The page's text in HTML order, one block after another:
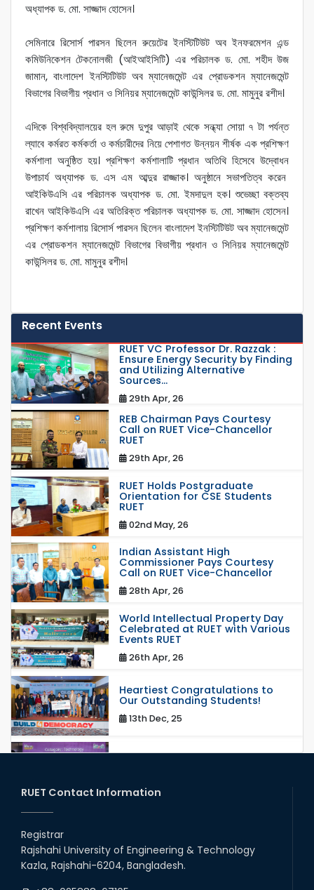
অধ্যাপক ড. মো. সাজ্জাদ হোসেন।
সেমিনারে রিসোর্স পারসন ছিলেন রুয়েটের ইনস্টিটিউট অব ইনফরমেশন এন্ড
কমিউনিকেশন টেকনোলজী (আইআইসিটি) এর পরিচালক ড. মো. শহীদ উজ
জামান, বাংলাদেশ ইনস্টিটিউট অব ম্যানেজমেন্ট এর প্রোডকশন ম্যানেজমেন্ট
বিভাগের বিভাগীয় প্রধান ও সিনিয়র ম্যানেজমেন্ট কাউন্সিলর ড. মো. মামুনুর রশীদ।
এদিকে বিশ্ববিদ্যালয়ের হল রুমে দুপুর আড়াই থেকে সন্ধ্যা সোয়া ৭ টা পর্যন্ত
ল্যাবে কর্মরত কর্মকর্তা ও কর্মচারীদের নিয়ে পেশাগত উন্নয়ন শীর্ষক এক প্রশিক্ষণ
কর্মশালা অনুষ্ঠিত হয়। প্রশিক্ষণ কর্মশালাটি প্রধান অতিথি হিসেবে উদ্বোধন
উপাচার্য অধ্যাপক ড. এস এম আব্দুর রাজ্জাক। অনুষ্ঠানে সভাপতিত্ব করেন
আইকিউএসি এর পরিচালক অধ্যাপক ড. মো. ইমদাদুল হক। শুভেচ্ছা বক্তব্য
রাখেন আইকিউএসি এর অতিরিক্ত পরিচালক অধ্যাপক ড. মো. সাজ্জাদ হোসেন।
প্রশিক্ষণ কর্মশালায় রিসোর্স পারসন ছিলেন বাংলাদেশ ইনস্টিটিউট অব ম্যানেজমেন্ট
এর প্রোডকশন ম্যানেজমেন্ট বিভাগের বিভাগীয় প্রধান ও সিনিয়র ম্যানেজমেন্ট
কাউন্সিলর ড. মো. মামুনুর রশীদ।
Recent Events
RUET VC Professor Dr. Razzak :
Ensure Energy Security by Finding
and Utilizing Alternative
Sources...
29th Apr, 26
REB Chairman Pays Courtesy
Call on RUET Vice-Chancellor
RUET
29th Apr, 26
RUET Holds Postgraduate
Orientation for CSE Students
RUET
02nd May, 26
Indian Assistant High
Commissioner Pays Courtesy
Call on RUET Vice-Chancellor
28th Apr, 26
World Intellectual Property Day
Celebrated at RUET with Various
Events RUET
26th Apr, 26
Heartiest Congratulations to
Our Outstanding Students!
13th Dec, 25
Congratulations to Our Proud
20th Oct, 25
17th Dec, 25
RUET Contact Information
Registrar
Rajshahi University of Engineering & Technology
Kazla, Rajshahi-6204, Bangladesh.